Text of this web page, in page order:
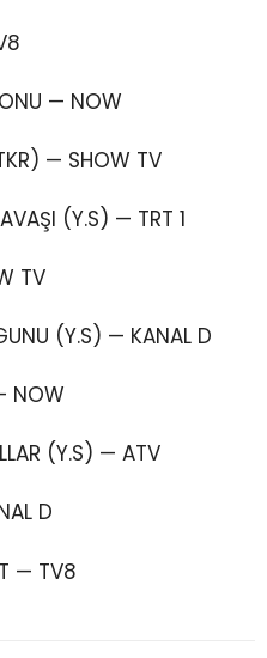
— NOW
— SHOW TV
(Y.S) — TRT 1
TV
(Y.S) — KANAL D
NOW
(Y.S) — ATV
D
— TV8